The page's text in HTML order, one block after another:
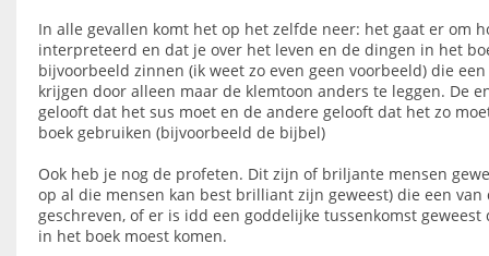
In alle gevallen komt het op het zelfde neer: het gaat er om
interpreteerd en dat je over het leven en de dingen in het
bijvoorbeeld zinnen (ik weet zo even geen voorbeeld) die
krijgen door alleen maar de klemtoon anders te leggen. De
gelooft dat het sus moet en de andere gelooft dat het zo
boek gebruiken (bijvoorbeeld de bijbel)
Ook heb je nog de profeten. Dit zijn of briljante mensen
op al die mensen kan best brilliant zijn geweest) die een
geschreven, of er is idd een goddelijke tussenkomst
in het boek moest komen.